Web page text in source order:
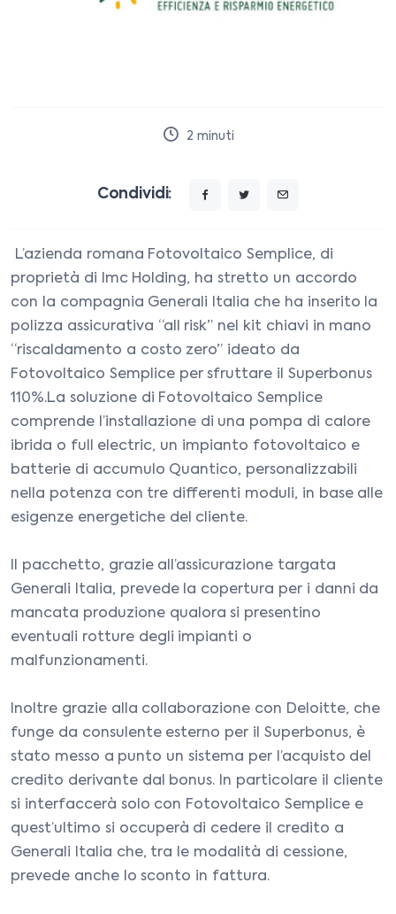
2 minuti
Condividi:
L’azienda romana Fotovoltaico Semplice, di
proprietà di Imc Holding, ha stretto un accordo
con la compagnia Generali Italia che ha inserito la
polizza assicurativa “all risk” nel kit chiavi in mano
“riscaldamento a costo zero” ideato da
Fotovoltaico Semplice per sfruttare il Superbonus
110%.La soluzione di Fotovoltaico Semplice
comprende l’installazione di una pompa di calore
ibrida o full electric, un impianto fotovoltaico e
batterie di accumulo Quantico, personalizzabili
nella potenza con tre differenti moduli, in base alle
esigenze energetiche del cliente.
Il pacchetto, grazie all’assicurazione targata
Generali Italia, prevede la copertura per i danni da
mancata produzione qualora si presentino
eventuali rotture degli impianti o
malfunzionamenti.
Inoltre grazie alla collaborazione con Deloitte, che
funge da consulente esterno per il Superbonus, è
stato messo a punto un sistema per l’acquisto del
credito derivante dal bonus. In particolare il cliente
si interfaccerà solo con Fotovoltaico Semplice e
quest’ultimo si occuperà di cedere il credito a
Generali Italia che, tra le modalità di cessione,
prevede anche lo sconto in fattura.